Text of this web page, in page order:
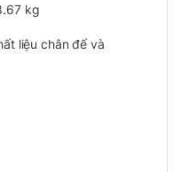
kg
liệu chân đế và